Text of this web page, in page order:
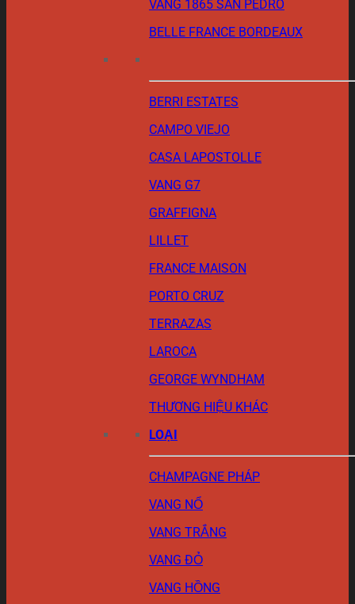
VANG 1865 SAN PEDRO
BELLE FRANCE BORDEAUX
BERRI ESTATES
CAMPO VIEJO
CASA LAPOSTOLLE
VANG G7
GRAFFIGNA
LILLET
FRANCE MAISON
PORTO CRUZ
TERRAZAS
LAROCA
GEORGE WYNDHAM
THƯƠNG HIỆU KHÁC
LOẠI
CHAMPAGNE PHÁP
VANG NỔ
VANG TRẮNG
VANG ĐỎ
VANG HỒNG